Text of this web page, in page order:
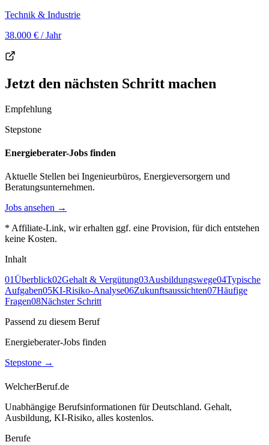
Technik & Industrie
38.000 € / Jahr
Jetzt den nächsten Schritt machen
Empfehlung
Stepstone
Energieberater-Jobs finden
Aktuelle Stellen bei Ingenieurbüros, Energieversorgern und
Beratungsunternehmen.
Jobs ansehen →
* Affiliate-Link, wir erhalten ggf. eine Provision, für dich entstehen
keine Kosten.
Inhalt
01Überblick02Gehalt & Vergütung03Ausbildungswege04Typische
Aufgaben05KI-Risiko-Analyse06Zukunftsaussichten07Häufige
Fragen08Nächster Schritt
Passend zu diesem Beruf
Energieberater-Jobs finden
Stepstone →
WelcherBeruf.de
Unabhängige Berufsinformationen für Deutschland. Gehalt,
Ausbildung, KI-Risiko, alles kostenlos.
Berufe